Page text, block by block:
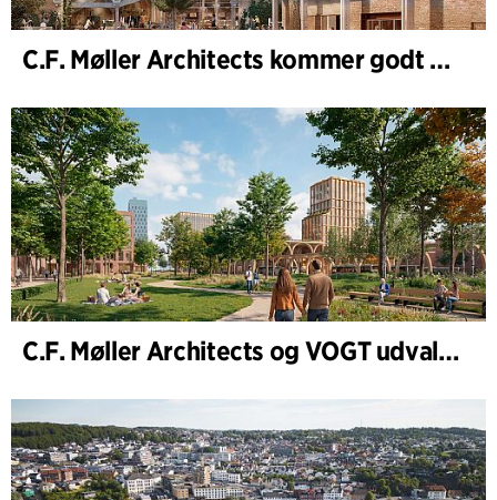
C.F. Møller Architects kommer godt ud af 2025
C.F. Møller Architects og VOGT udvalgt til at forme fremtidens Hamburg-Altona